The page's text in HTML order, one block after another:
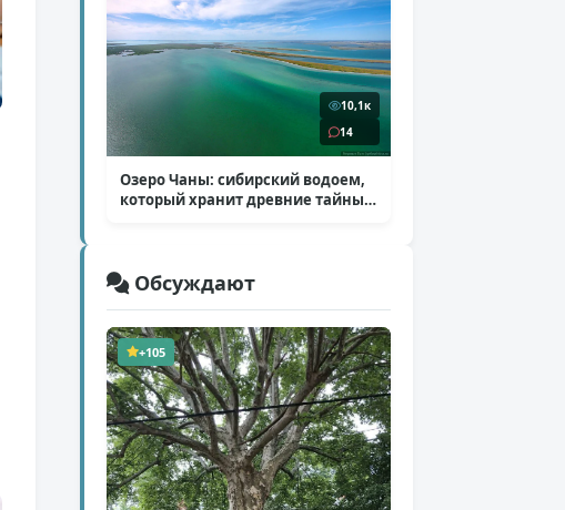
10,1к
14
Озеро Чаны: сибирский водоем,
который хранит древние тайны
Обсуждают
+105